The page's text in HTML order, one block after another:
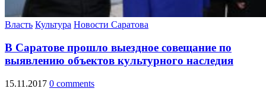
Власть Культура Новости Саратова
В Саратове прошло выездное совещание по
выявлению объектов культурного наследия
15.11.2017 0 comments